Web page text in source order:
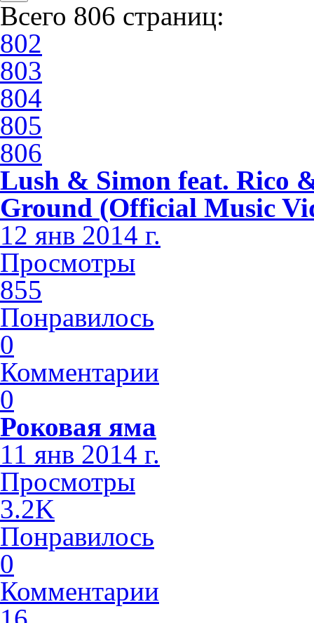
Всего 806 страниц:
802
803
804
805
806
Lush & Simon feat. Rico
Ground (Official Music
12 янв 2014 г.
Просмотры
855
Понравилось
0
Комментарии
0
Роковая яма
11 янв 2014 г.
Просмотры
3.2K
Понравилось
0
Комментарии